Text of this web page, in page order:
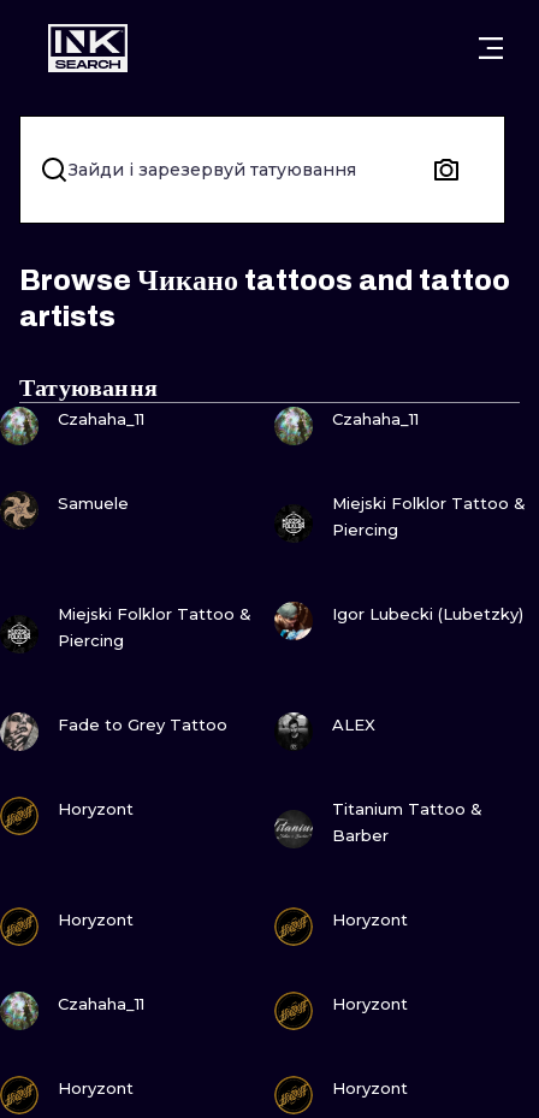
МІСТ ВАРШАВА
КРАКІВ ВРОЦЛАВ
БЕРЛІН ЛОНДОН
МІЛАН ЕДІНБУРГ
БУДАПЕШТ
НАПИС
ХЭНДПОУК
БЛЭКВОРК
Зайди і зарезервуй татуювання
Browse Чикано tattoos and tattoo
artists
Татуювання
ПОДИВИСЬ
Czahaha_11
ПОДИВИСЬ
Czahaha_11
Samuele
Miejski Folklor Tattoo &
Piercing
Miejski Folklor Tattoo &
Piercing
Igor Lubecki (Lubetzky)
Fade to Grey Tattoo ALEX
Horyzont
Titanium Tattoo &
Barber
Horyzont Horyzont
Czahaha_11 Horyzont
Horyzont Horyzont